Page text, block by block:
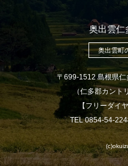
奥出雲仁
奥出雲町
〒699-1512 島根県
（仁多郡カント
【フリーダイ
TEL 0854-54-